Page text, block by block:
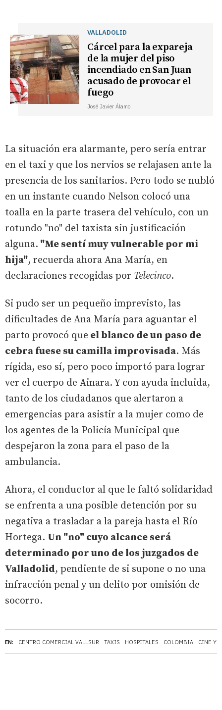
EN: CENTRO COMERCIAL VALLSUR TAXIS HOSPITALES COLOMBIA CINE
VALLADOLID
Cárcel para la expareja
de la mujer del piso
incendiado en San Juan
acusado de provocar el
fuego
José Javier Álamo
La situación era alarmante, pero sería entrar
en el taxi y que los nervios se relajasen ante la
presencia de los sanitarios. Pero todo se nubló
en un instante cuando Nelson colocó una
toalla en la parte trasera del vehículo, con un
rotundo "no" del taxista sin justificación
alguna. "Me sentí muy vulnerable por mi
hija", recuerda ahora Ana María, en
declaraciones recogidas por Telecinco.
Si pudo ser un pequeño imprevisto, las
dificultades de Ana María para aguantar el
parto provocó que el blanco de un paso de
cebra fuese su camilla improvisada. Más
rígida, eso sí, pero poco importó para lograr
ver el cuerpo de Ainara. Y con ayuda incluida,
tanto de los ciudadanos que alertaron a
emergencias para asistir a la mujer como de
los agentes de la Policía Municipal que
despejaron la zona para el paso de la
ambulancia.
Ahora, el conductor al que le faltó solidaridad
se enfrenta a una posible detención por su
negativa a trasladar a la pareja hasta el Río
Hortega. Un "no" cuyo alcance será
determinado por uno de los juzgados de
Valladolid, pendiente de si supone o no una
infracción penal y un delito por omisión de
socorro.